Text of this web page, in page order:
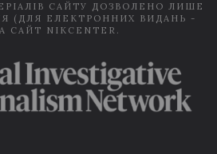
САЙТУ ДОЗВОЛЕНО ЛИШЕ
(ДЛЯ ЕЛЕКТРОННИХ ВИДАНЬ -
NIKCENTER.